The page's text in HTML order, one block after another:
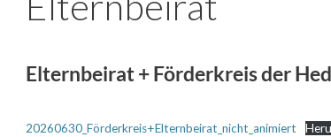
Elternbeirat + Förderkreis der
20260630_Förderkreis+Elternbeirat_nicht_animiert